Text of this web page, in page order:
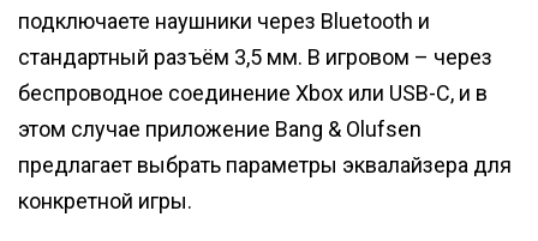
подключаете наушники через Bluetooth и
стандартный разъём 3,5 мм. В игровом – через
беспроводное соединение Xbox или USB-C, и в
этом случае приложение Bang & Olufsen
предлагает выбрать параметры эквалайзера для
конкретной игры.